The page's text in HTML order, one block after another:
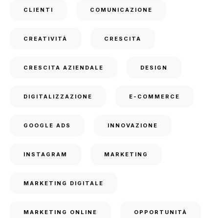
CLIENTI COMUNICAZIONE
CREATIVITÀ CRESCITA
CRESCITA AZIENDALE DESIGN
DIGITALIZZAZIONE E-COMMERCE
GOOGLE ADS INNOVAZIONE
INSTAGRAM MARKETING
MARKETING DIGITALE
MARKETING ONLINE OPPORTUNITÀ